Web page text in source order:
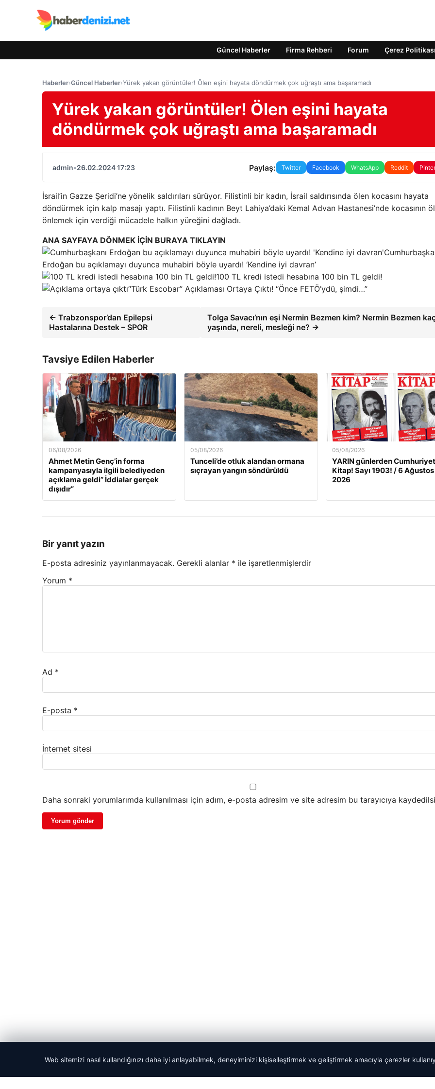
Güncel Haberler Firma Rehberi Forum Çerez Politikası
Haberler›Güncel Haberler›Yürek yakan görüntüler! Ölen eşini hayata döndürmek çok uğraştı ama başaramadı
Yürek yakan görüntüler! Ölen eşini hayata
döndürmek çok uğraştı ama başaramadı
admin•26.02.2024 17:23 Paylaş: Twitter Facebook WhatsApp Reddit
İsrail’in Gazze Şeridi’ne yönelik saldırıları sürüyor. Filistinli bir kadın, İsrail saldırısında ölen kocasını hayata
döndürmek için kalp masajı yaptı. Filistinli kadının Beyt Lahiya’daki Kemal Advan Hastanesi’nde kocasının
önlemek için verdiği mücadele halkın yüreğini dağladı.
ANA SAYFAYA DÖNMEK İÇİN BURAYA TIKLAYIN
Erdoğan bu açıklamayı duyunca muhabiri böyle uyardı! ‘Kendine iyi davran’
100 TL kredi istedi hesabına 100 bin TL geldi!
“Türk Escobar” Açıklaması Ortaya Çıktı! “Önce FETÖ’ydü, şimdi…”
← Trabzonspor’dan Epilepsi
Hastalarına Destek – SPOR
Tolga Savacı’nın eşi Nermin Bezmen kim? Nermin Bezmen
yaşında, nereli, mesleği ne? →
Tavsiye Edilen Haberler
06/08/2026
Ahmet Metin Genç’in forma
kampanyasıyla ilgili belediyeden
açıklama geldi” İddialar gerçek
dışıdır”
05/08/2026
Tunceli’de otluk alandan ormana
sıçrayan yangın söndürüldü
05/08/2026
YARIN günlerden Cumhuriyet
Kitap! Sayı 1903! / 6 Ağustos
2026
Bir yanıt yazın
E-posta adresiniz yayınlanmayacak. Gerekli alanlar * ile işaretlenmişlerdir
Yorum *
Ad *
E-posta *
İnternet sitesi
Daha sonraki yorumlarımda kullanılması için adım, e-posta adresim ve site adresim bu tarayıcıya
Web sitemizi nasıl kullandığınızı daha iyi anlayabilmek, deneyiminizi kişiselleştirmek ve geliştirmek amacıyla çerezler